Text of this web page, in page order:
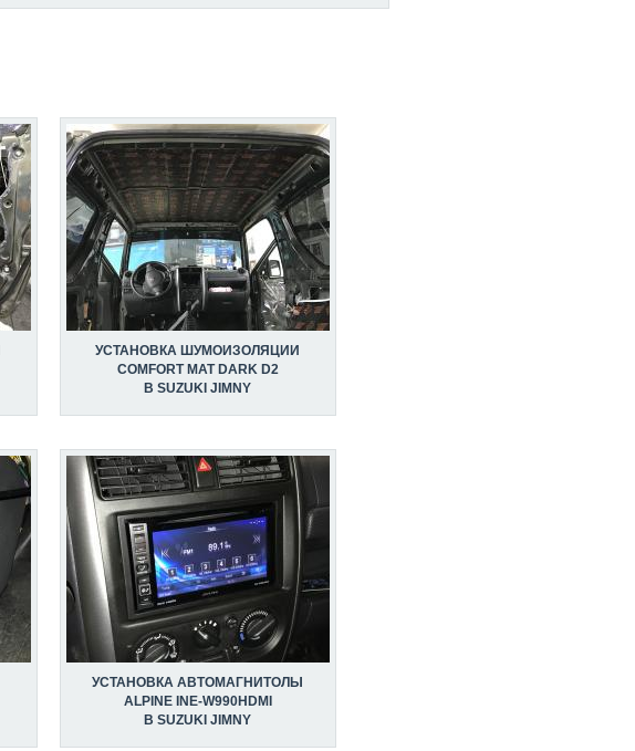
УСТАНОВКА ШУМОИЗОЛЯЦИИ
COMFORT MAT DARK D2
В SUZUKI JIMNY
УСТАНОВКА АВТОМАГНИТОЛЫ
ALPINE INE-W990HDMI
В SUZUKI JIMNY